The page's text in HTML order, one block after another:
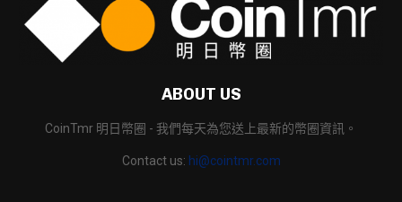
ABOUT US
CoinTmr 明日幣圈 - 我們每天為您送上最新的幣圈資訊。
Contact us: hi@cointmr.com